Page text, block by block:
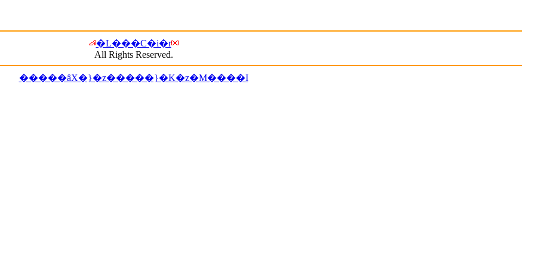
�L���C�i�r
All Rights Reserved.
�����ȃX�}�z�����}�K�z�M����I